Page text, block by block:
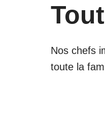
Nos chefs
toute la